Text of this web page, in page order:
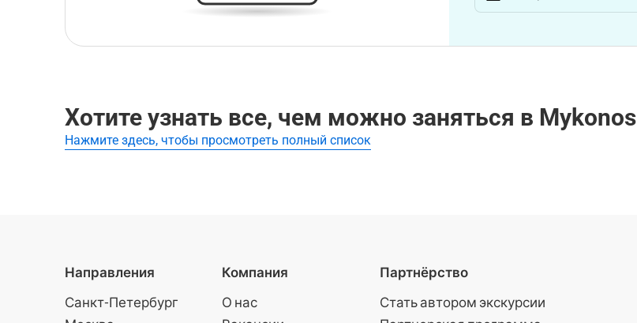
Хотите узнать все, чем можно заняться в Mykonos
Нажмите здесь, чтобы просмотреть полный список
Направления
Санкт-Петербург
Компания
О нас
Партнёрство
Стать автором экскурсии